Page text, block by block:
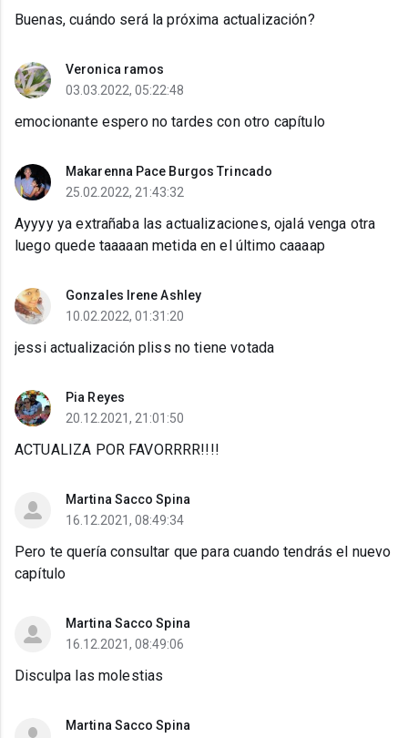
Buenas, cuándo será la próxima actualización?
Veronica ramos
03.03.2022, 05:22:48
emocionante espero no tardes con otro capítulo
Makarenna Pace Burgos Trincado
25.02.2022, 21:43:32
Ayyyy ya extrañaba las actualizaciones, ojalá venga otra
luego quede taaaaan metida en el último caaaap
Gonzales Irene Ashley
10.02.2022, 01:31:20
jessi actualización pliss no tiene votada
Pia Reyes
20.12.2021, 21:01:50
ACTUALIZA POR FAVORRRR!!!!
Martina Sacco Spina
16.12.2021, 08:49:34
Pero te quería consultar que para cuando tendrás el nuevo
capítulo
Martina Sacco Spina
16.12.2021, 08:49:06
Disculpa las molestias
Martina Sacco Spina